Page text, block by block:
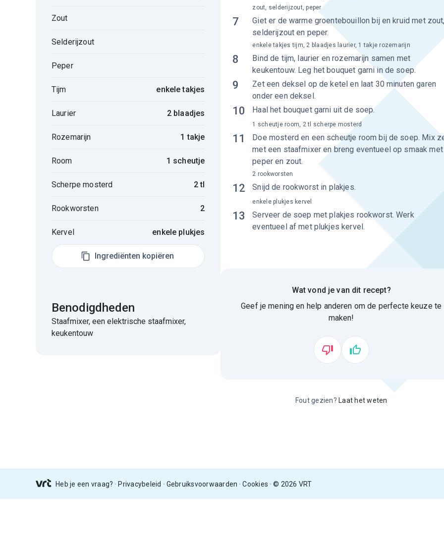
Zout
Selderijzout
Peper
Tijm enkele takjes
Laurier 2 blaadjes
Rozemarijn 1 takje
Room 1 scheutje
Scherpe mosterd 2 tl
Rookworsten 2
Kervel enkele plukjes
Ingrediënten kopiëren
Benodigdheden
Staafmixer, een elektrische staafmixer,
keukentouw
7
Giet er de warme groentebouillon bij en kruid met
selderijzout en peper.
zout, selderijzout, peper
8
Bind de tijm, laurier en rozemarijn samen met
keukentouw. Leg het bouquet garni in de soep.
enkele takjes tijm, 2 blaadjes laurier, 1 takje rozemarijn
9
Zet een deksel op de ketel en laat 30 minuten garen
onder een deksel.
10 Haal het bouquet garni uit de soep.
11
Doe mosterd en een scheutje room bij de soep. Mix
met een staafmixer en breng eventueel op smaak met
peper en zout.
1 scheutje room, 2 tl scherpe mosterd
12 Snijd de rookworst in plakjes.
2 rookworsten
13
Serveer de soep met plakjes rookworst. Werk
eventueel af met plukjes kervel.
enkele plukjes kervel
Wat vond je van dit recept?
Geef je mening en help anderen om de perfecte keuze te
maken!
Fout gezien? Laat het weten
Heb je een vraag? Privacybeleid Gebruiksvoorwaarden Cookies © 2026 VRT